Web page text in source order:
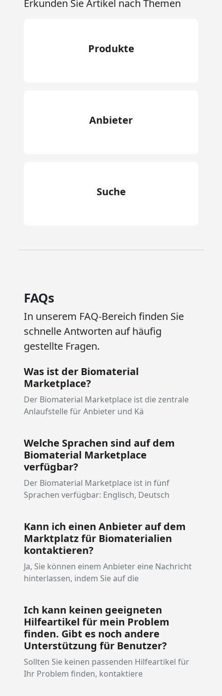
Erkunden Sie Artikel nach Themen
Produkte
Anbieter
Suche
FAQs
In unserem FAQ-Bereich finden Sie
schnelle Antworten auf häufig
gestellte Fragen.
Was ist der Biomaterial
Marketplace?
Der Biomaterial Marketplace ist die zentrale
Anlaufstelle für Anbieter und Kä
Welche Sprachen sind auf dem
Biomaterial Marketplace
verfügbar?
Der Biomaterial Marketplace ist in fünf
Sprachen verfügbar: Englisch, Deutsch
Kann ich einen Anbieter auf dem
Marktplatz für Biomaterialien
kontaktieren?
Ja, Sie können einem Anbieter eine Nachricht
hinterlassen, indem Sie auf die
Ich kann keinen geeigneten
Hilfeartikel für mein Problem
finden. Gibt es noch andere
Unterstützung für Benutzer?
Sollten Sie keinen passenden Hilfeartikel für
Ihr Problem finden, kontaktiere